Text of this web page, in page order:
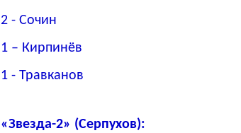
2 - Сочин
1 – Кирпинёв
1 - Травканов
«Звезда-2» (Серпухов):